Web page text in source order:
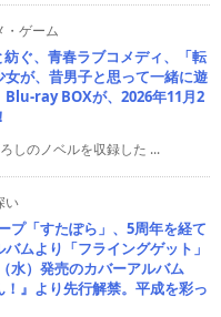
・ゲーム
ぐ、青春ラブコメディ、「転
が、昔男子と思って一緒に遊
Blu-ray BOXが、2026年11月2
しのノベルを収録した ...
い
プ「すたぽら」、5周年を経て
ムより「フライングゲット」
水）発売のカバーアルバム
！』より先行解禁。平成を彩っ